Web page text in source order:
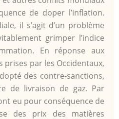
de doper l’inflation.
il s’agit d’un problème
grimper l’indice
En réponse aux
prises par les Occidentaux,
des contre-sanctions,
de livraison de gaz. Par
eu pour conséquence de
des prix des matières